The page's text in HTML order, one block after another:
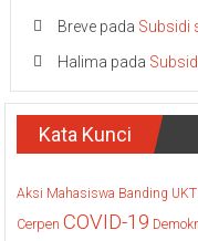
Brevepada Subsidi
Halima pada
Kata Kunci
Aksi Mahasiswa Banding UKT
Cerpen COVID-19